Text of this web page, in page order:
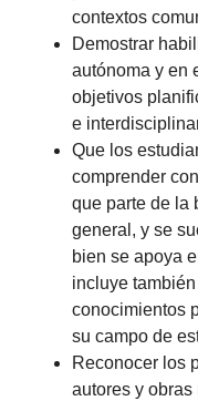
contextos
Demostrar
autónoma y en
objetivos
e
Que los
comprender
que parte de la
general, y se
bien se apoya
incluye
conocimientos
su campo de
Reconocer los
autores y